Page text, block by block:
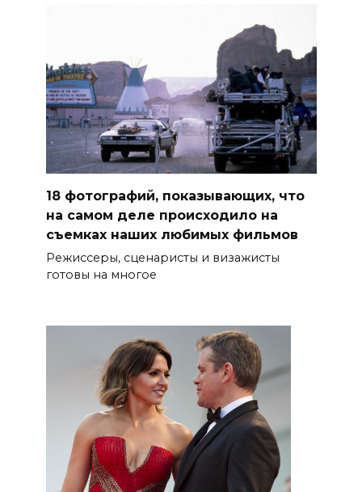
18 фотографий, показывающих, что
на самом деле происходило на
съемках наших любимых фильмов
Режиссеры, сценаристы и визажисты
готовы на многое